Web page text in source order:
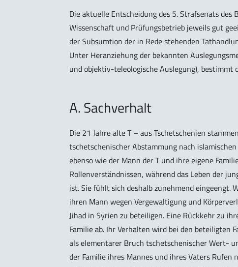
Die aktuelle Entscheidung des 5. Strafsenatsdes
Wissenschaft und Prüfungsbetrieb jeweils gut
der Subsumtion der in Rede stehenden
Unter Heranziehung der bekannten
und objektiv-teleologische Auslegung), bestimmt
A. Sachverhalt
Die 21 Jahre alte T – aus Tschetschenien
tschetschenischer Abstammung nach
ebenso wie der Mann der T und ihre eigene
Rollenverständnissen, während das Leben der
ist. Sie fühlt sich deshalb zunehmend eingeengt.
ihren Mann wegen Vergewaltigung und
Jihad in Syrien zu beteiligen. Eine Rückkehr zu
Familie ab. Ihr Verhalten wird bei den beteiligten
als elementarer Bruch tschetschenischer Wert-
der Familie ihres Mannes und ihres Vaters